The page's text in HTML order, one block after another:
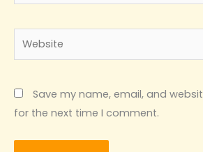
Website
Save my name, email, and
for the next time I comment.